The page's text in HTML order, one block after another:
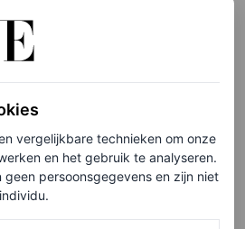
vergelijkbare technieken om onze
en het gebruik te analyseren.
persoonsgegevens en zijn niet